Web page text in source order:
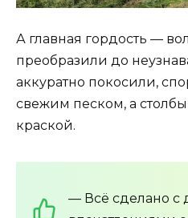
А главная гордость —
преобразили до
аккуратно покосили,
свежим песком, а
краской.
— Всё сделано с